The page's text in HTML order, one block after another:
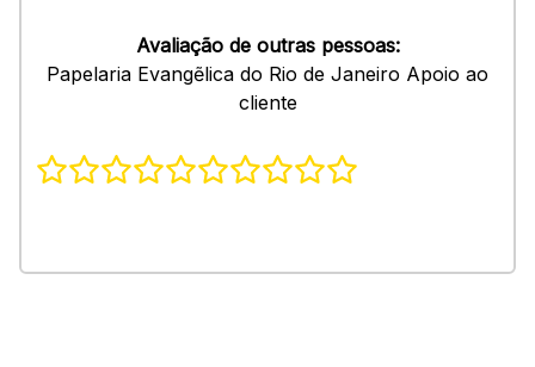
Avaliação de outras pessoas:
Papelaria Evangẽlica do Rio de Janeiro Apoio ao
cliente